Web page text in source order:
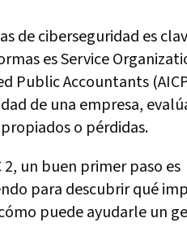
de ciberseguridad es
es Service
Public Accountants
de una empresa,
o pérdidas.
un buen primer paso es
para descubrir qué
puede ayudarle un